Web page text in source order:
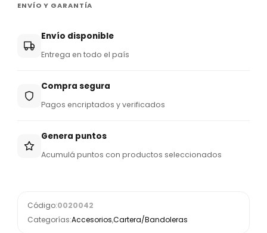
ENVÍO Y GARANTÍA
Envío disponible
Entrega en todo el país
Compra segura
Pagos encriptados y verificados
Genera puntos
Acumulá puntos con productos seleccionados
Código:0020042
Categorías:Accesorios,Cartera/Bandoleras